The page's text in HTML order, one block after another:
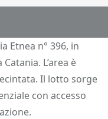
Richiedi Info
Etnea n° 396, in
L’area è
Il lotto sorge
con accesso